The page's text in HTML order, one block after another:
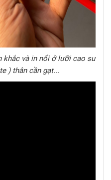
khắc và in nổi ở lưỡi cao su
) thân cần gạt...